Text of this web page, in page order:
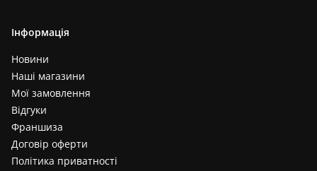
Інформація
Новини
Наші магазини
Мої замовлення
Відгуки
Франшиза
Договір оферти
Політика приватності